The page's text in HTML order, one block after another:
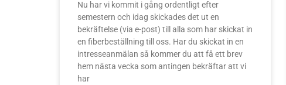
Nu har vi kommit i gång ordentligt efter
semestern och idag skickades det ut en
bekräftelse (via e-post) till alla som har skickat in
en fiberbeställning till oss. Har du skickat in en
intresseanmälan så kommer du att få ett brev
hem nästa vecka som antingen bekräftar att vi
har